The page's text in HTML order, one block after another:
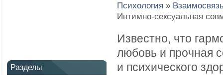
Разделы
Психология »
Интимно-сексуальная
Известно, что
любовь и прочная
и психического